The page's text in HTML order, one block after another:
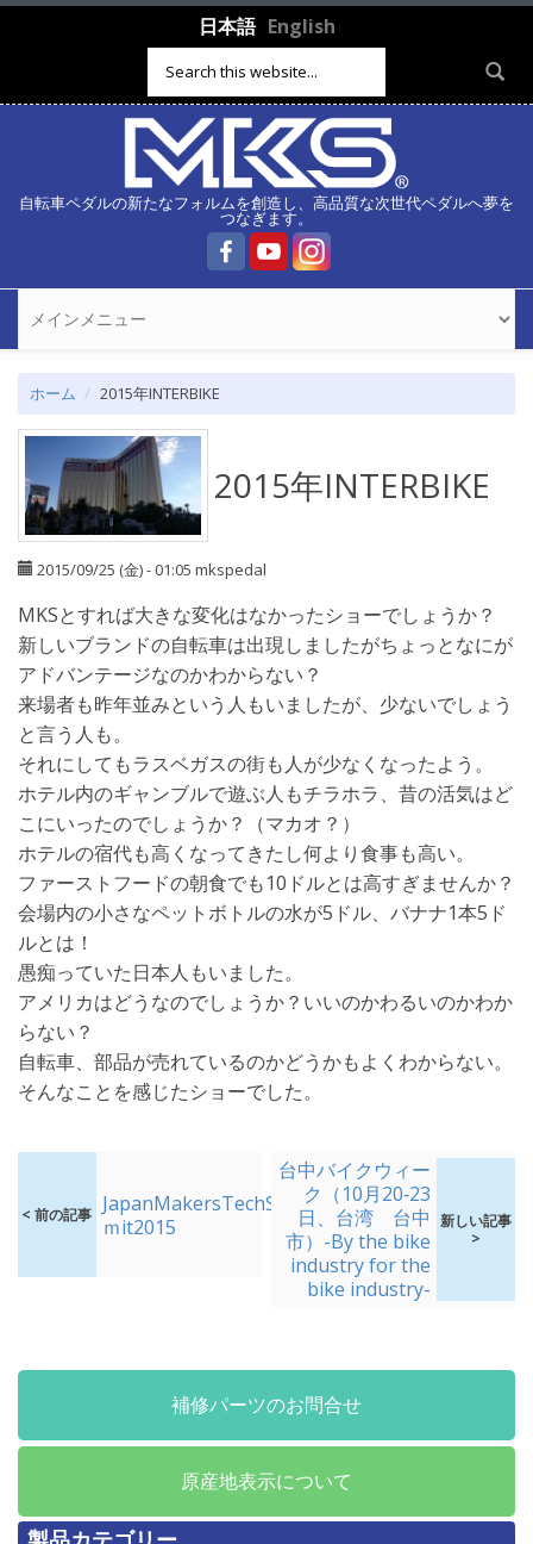
メインコンテンツに移動日本語 English
検索フォーム
自転車ペダルの新たなフォルムを創造し、高品質な次世代ペダルへ夢を
つなぎます。
ホーム 2015年INTERBIKE
2015年INTERBIKE
2015/09/25 (金) - 01:05 mkspedal
MKSとすれば大きな変化はなかったショーでしょうか？
新しいブランドの自転車は出現しましたがちょっとなにが
アドバンテージなのかわからない？
来場者も昨年並みという人もいましたが、少ないでしょう
と言う人も。
それにしてもラスベガスの街も人が少なくなったよう。
ホテル内のギャンブルで遊ぶ人もチラホラ、昔の活気はど
こにいったのでしょうか？（マカオ？）
ホテルの宿代も高くなってきたし何より食事も高い。
ファーストフードの朝食でも10ドルとは高すぎませんか？
会場内の小さなペットボトルの水が5ドル、バナナ1本5ド
ルとは！
愚痴っていた日本人もいました。
アメリカはどうなのでしょうか？いいのかわるいのかわか
らない？
自転車、部品が売れているのかどうかもよくわからない。
そんなことを感じたショーでした。
< 前の記事 JapanMakersTechSum
ｍit2015
台中バイクウィー
ク（10月20‐23
日、台湾 台中
市）-By the bike
industry for the
bike industry-
新しい記事
>
補修パーツのお問合せ
原産地表示について